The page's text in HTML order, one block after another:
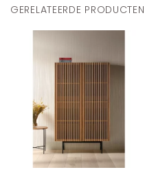
GERELATEERDE PRODUCTEN